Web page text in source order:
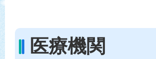
医療機関